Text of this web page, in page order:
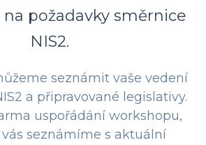
požadavky směrnice
NIS2.
seznámit vaše vedení
a připravované legislativy.
uspořádání workshopu,
seznámíme s aktuální